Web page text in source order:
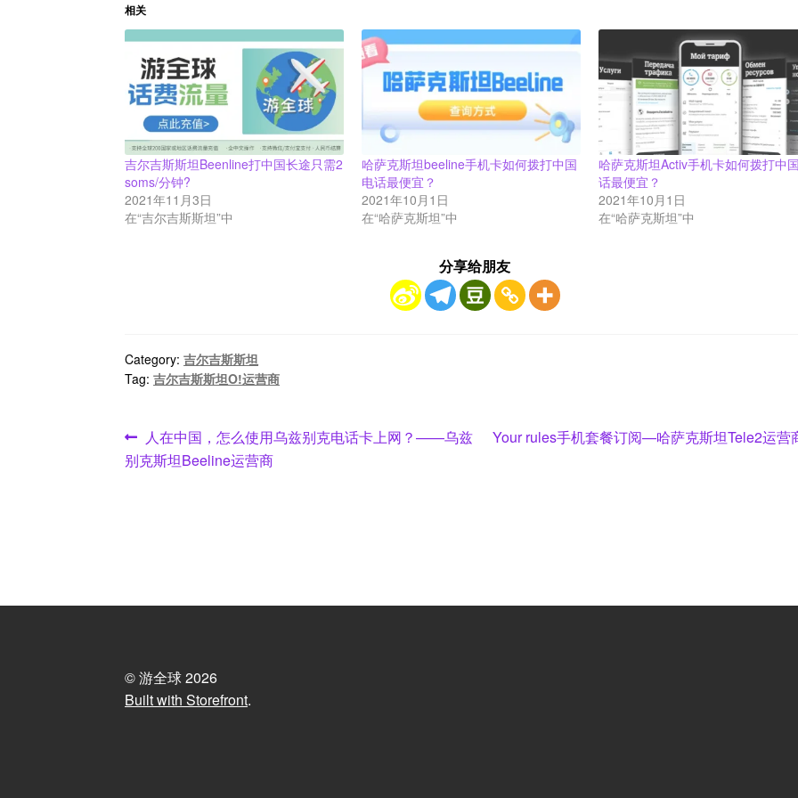
相关
吉尔吉斯斯坦Beenline打中国长途只需2
soms/分钟?
2021年11月3日
在“吉尔吉斯斯坦”中
哈萨克斯坦beeline手机卡如何拨打中国
电话最便宜？
2021年10月1日
在“哈萨克斯坦”中
哈萨克斯坦Activ手机卡如何拨打中
话最便宜？
2021年10月1日
在“哈萨克斯坦”中
分享给朋友
Category:吉尔吉斯斯坦
Tag:吉尔吉斯斯坦O!运营商
文
章
Previous
post:
人在中国，怎么使用乌兹别克电话卡上网？——乌兹
别克斯坦Beeline运营商
Next
Your rules手机套餐订阅—哈萨克斯坦Tele2运营
© 游全球 2026
Built with Storefront.